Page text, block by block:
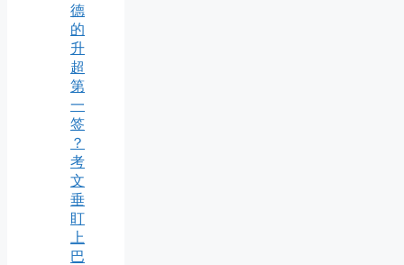
德
的
升
超
第
一
签
？
考
文
垂
盯
上
巴